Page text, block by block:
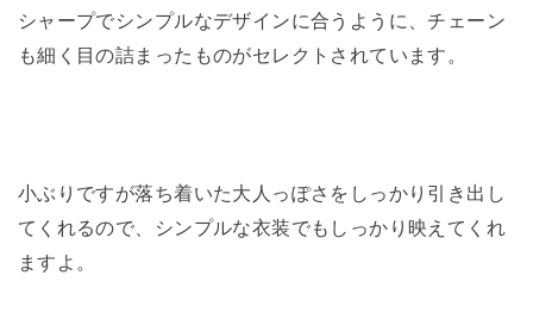
シャープでシンプルなデザインに合うように、チェーン
も細く目の詰まったものがセレクトされています。
小ぶりですが落ち着いた大人っぽさをしっかり引き出し
てくれるので、シンプルな衣装でもしっかり映えてくれ
ますよ。